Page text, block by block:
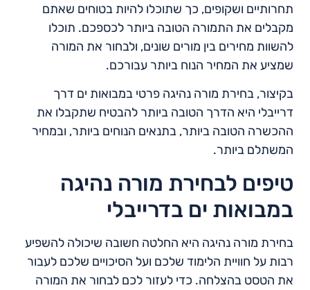
תחרותיים ושקופים, כך שתוכלו להיות בטוחים שאתם
מקבלים את התמורה הטובה ביותר לכספכם. תוכלו
להשוות מחירים בין מורים שונים, ולבחור את המורה
שמציע את המחיר הנוח ביותר עבורכם.
בקיצור, בחירת מורה נהיגה פרטי במבואות ים דרך
דרייבלי היא הדרך הטובה ביותר להבטיח שתקבלו את
ההכשרה הטובה ביותר, בתנאים הנוחים ביותר, ובמחיר
המשתלם ביותר.
טיפים לבחירת מורה נהיגה
במבואות ים בדרייבלי
בחירת מורה נהיגה היא החלטה חשובה שיכולה להשפיע
רבות על חוויית הלימוד שלכם ועל הסיכויים שלכם לעבור
את הטסט בהצלחה. כדי לעזור לכם לבחור את המורה